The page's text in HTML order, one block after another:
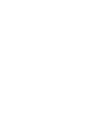
karcie